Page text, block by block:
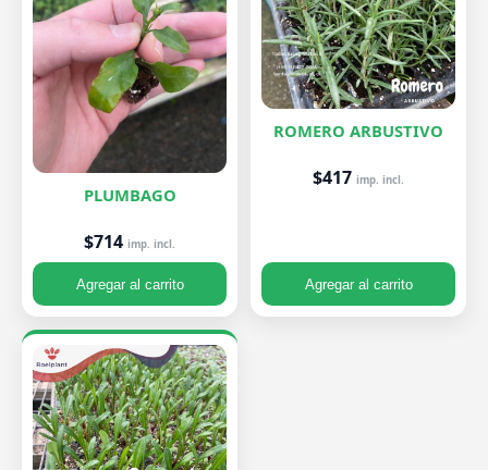
PLUMBAGO
$714 imp. incl.
Agregar al carrito
ROMERO ARBUSTIVO
$417 imp. incl.
Agregar al carrito